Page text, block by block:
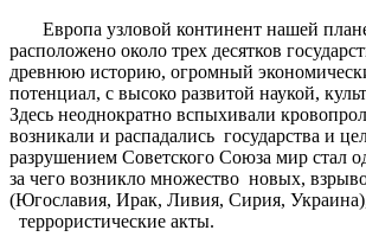
Европа узловой континент нашей
расположено около трех десятков
древнюю историю, огромный
потенциал, с высоко развитой наукой,
Здесь неоднократно вспыхивали
возникали и распадались государства и
разрушением Советского Союза мир стал
за чего возникло множество новых,
(Югославия, Ирак, Ливия, Сирия,
террористические акты.